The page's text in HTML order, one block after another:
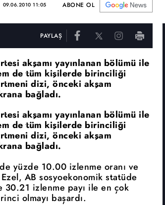
09.06.2010 11:05 ABONE OL
PAYLAŞ
akşamı yayınlanan bölümü ile
de tüm kişilerde birinciliği
dizi, önceki akşam
bağladı.
akşamı yayınlanan bölümü ile
de tüm kişilerde birinciliği
dizi, önceki akşam
bağladı.
yüzde 10.00 izlenme oranı ve
AB sosyoekonomik statüde
30.21 izlenme payı ile en çok
olmayı başardı.